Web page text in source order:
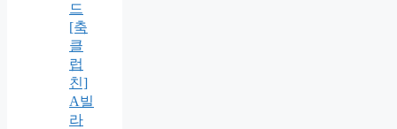
드
[축
클
럽
친]
A빌
라